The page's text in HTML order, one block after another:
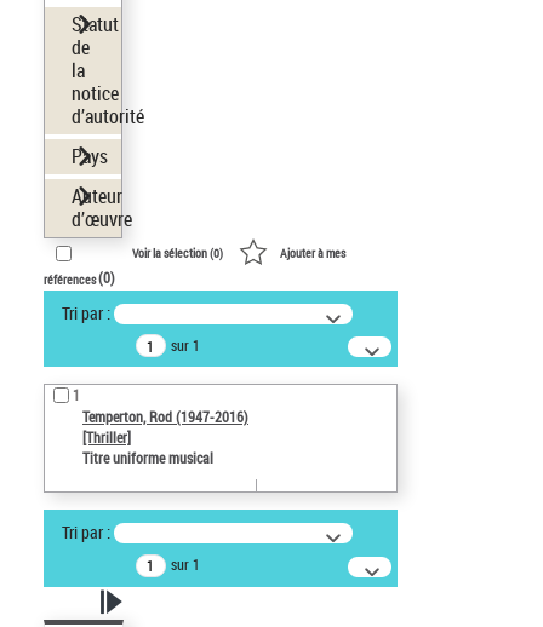
Statut
de
la
notice
d’autorité
Pays
Auteur
d’œuvre
Voir la sélection (0)
Ajouter à mes
références(0)
Tri par :
sur 1
1
Temperton, Rod (1947-2016)
[Thriller]
Titre uniforme musical
Tri par :
sur 1